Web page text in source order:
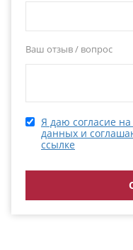
Ваш отзыв / вопрос
Я даю согласие
данных и
ссылке